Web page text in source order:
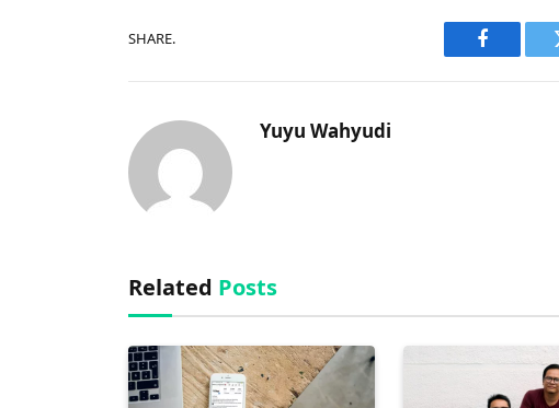
SHARE.
Facebook
Yuyu Wahyudi
Related Posts